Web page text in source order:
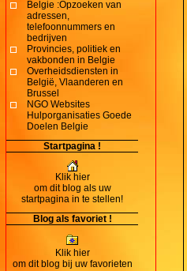
Belgie :Opzoeken van
adressen,
telefoonnummers en
bedrijven
Provincies, politiek en
vakbonden in Belgie
Overheidsdiensten in
België, Vlaanderen en
Brussel
NGO Websites
Hulporganisaties Goede
Doelen Belgie
Startpagina !
Klik hier
om dit blog als uw
startpagina in te stellen!
Blog als favoriet !
Klik hier
om dit blog bij uw favorieten